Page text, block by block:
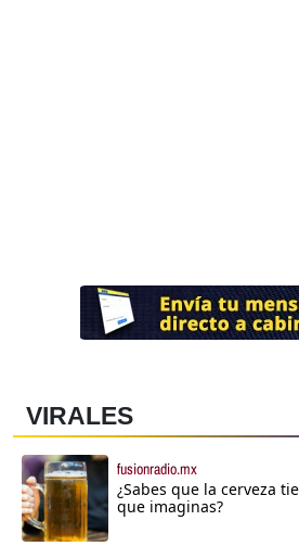
VIRALES
fusionradio.mx
¿Sabes que la cerveza
que imaginas?